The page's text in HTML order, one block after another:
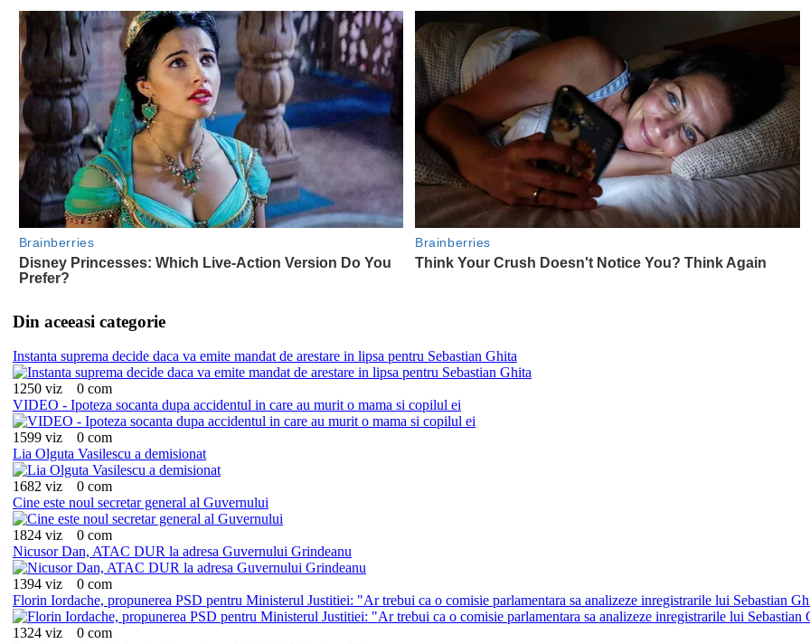
Din aceeasi categorie
Instanta suprema decide daca va emite mandat de arestare in lipsa pentru Sebastian Ghita
1250 viz
0 com
VIDEO - Ipoteza socanta dupa accidentul in care au murit o mama si copilul ei
1599 viz
0 com
Lia Olguta Vasilescu a demisionat
1682 viz
0 com
Cine este noul secretar general al Guvernului
1824 viz
0 com
Nicusor Dan, ATAC DUR la adresa Guvernului Grindeanu
1394 viz
0 com
Florin Iordache, propunerea PSD pentru Ministerul Justitiei: "Ar trebui ca o comisie parlamentara sa analizeze inregistrarile lui Sebastian
1324 viz
0 com